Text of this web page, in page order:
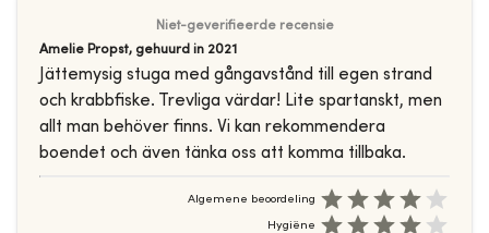
Niet-geverifieerde recensie
Amelie Propst, gehuurd in 2021
Jättemysig stuga med gångavstånd till egen strand
och krabbfiske. Trevliga värdar! Lite spartanskt, men
allt man behöver finns. Vi kan rekommendera
boendet och även tänka oss att komma tillbaka.
Algemene beoordeling
Hygiëne